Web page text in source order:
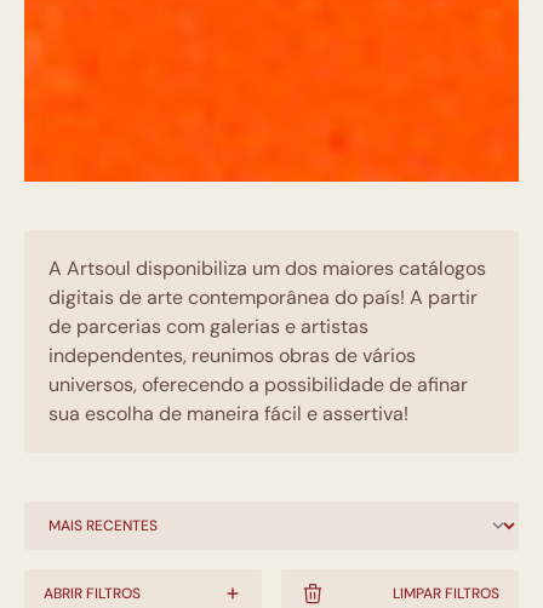
A Artsoul disponibiliza um dos maiores catálogos
digitais de arte contemporânea do país! A partir
de parcerias com galerias e artistas
independentes, reunimos obras de vários
universos, oferecendo a possibilidade de afinar
sua escolha de maneira fácil e assertiva!
ABRIR FILTROS LIMPAR FILTROS